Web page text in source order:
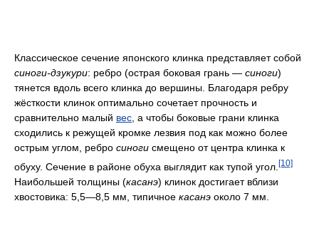
Классическое сечение японского клинка представляет собой
синоги-дзукури: ребро (острая боковая грань — синоги)
тянется вдоль всего клинка до вершины. Благодаря ребру
жёсткости клинок оптимально сочетает прочность и
сравнительно малый вес , а чтобы боковые грани клинка
сходились к режущей кромке лезвия под как можно более
острым углом, ребро синоги смещено от центра клинка к
обуху. Сечение в районе обуха выглядит как тупой угол. [10]
Наибольшей толщины (касанэ) клинок достигает вблизи
хвостовика: 5,5—8,5 мм, типичное касанэ около 7 мм.